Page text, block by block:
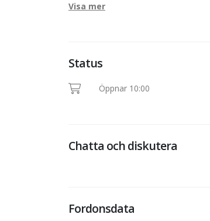
Visa mer
Status
Öppnar 10:00
Chatta och diskutera
Fordonsdata